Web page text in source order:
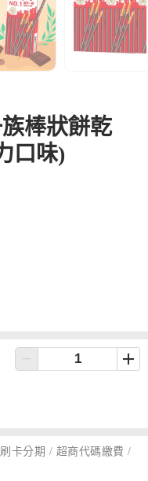
棒狀餅乾
口味)
卡分期 / 超商代碼繳費 /